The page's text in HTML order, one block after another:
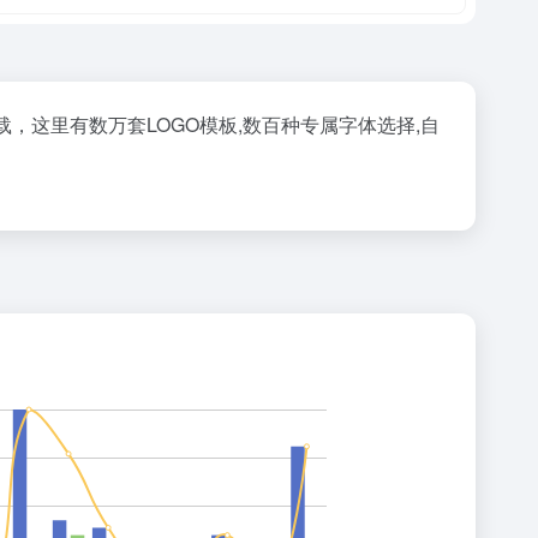
这里有数万套LOGO模板,数百种专属字体选择,自